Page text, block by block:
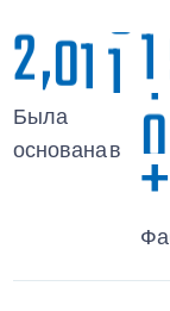
2,011
Была
основана в
1
0
+